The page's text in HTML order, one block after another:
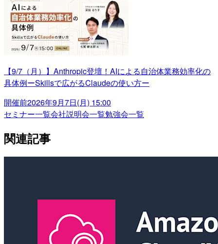
【9/7（月）】Anthropic登壇！AIによる自治体業務効率化の
具体例ーSkillsで広がるClaudeの使い方ー
開催前2026年9月7日(月) 15:00
セミナー一覧会社説明会一覧勉強会一覧
関連記事